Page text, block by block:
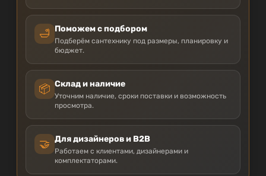
🛁 Поможем с подбором
Подберём сантехнику под размеры, планировку и
бюджет.
📦 Склад и наличие
Уточним наличие, сроки поставки и возможность
просмотра.
🤝 Для дизайнеров и B2B
Работаем с клиентами, дизайнерами и
комплектаторами.